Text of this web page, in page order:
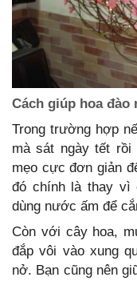
Cách giúp hoa đào
Trong trường hợp
mà sát ngày tết rồi
mẹo cực đơn giản
đó chính là thay vì
dùng nước ấm để
Còn với cây hoa,
đắp vôi vào xung
nở. Bạn cũng nên